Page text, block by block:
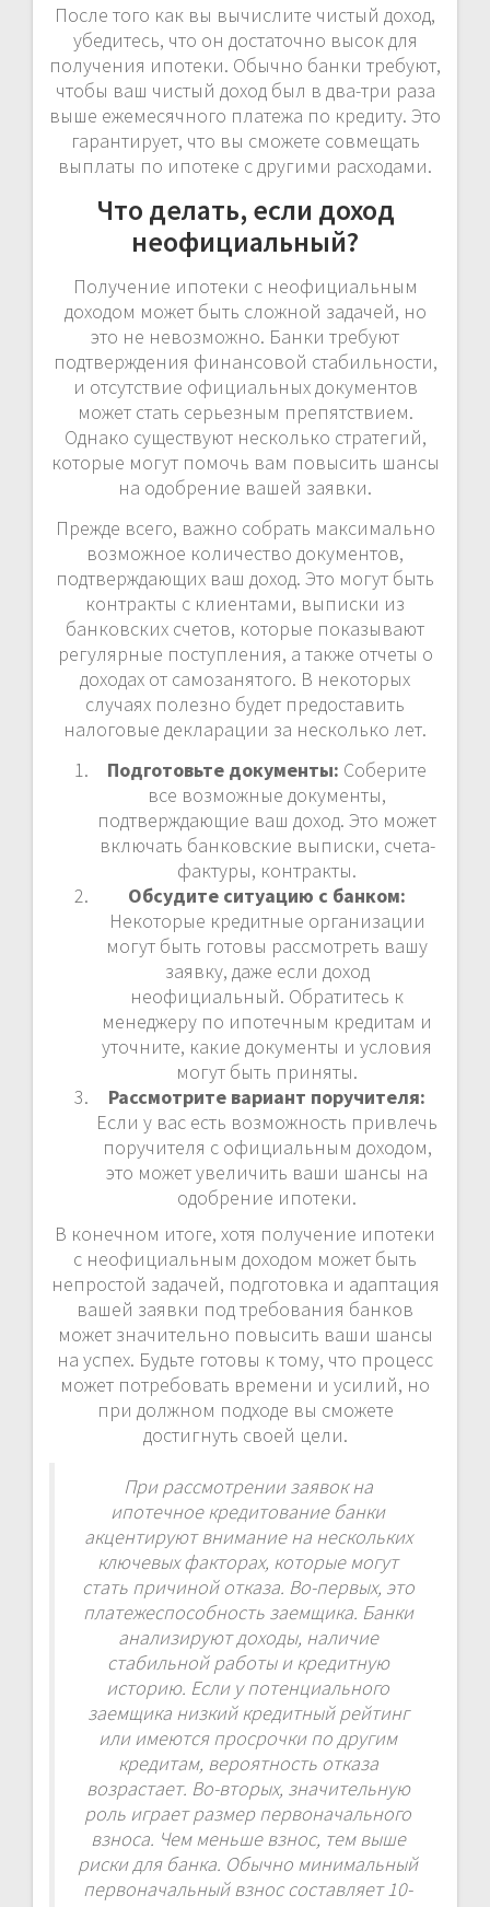
После того как вы вычислите чистый доход,
убедитесь, что он достаточно высок для
получения ипотеки. Обычно банки требуют,
чтобы ваш чистый доход был в два-три раза
выше ежемесячного платежа по кредиту. Это
гарантирует, что вы сможете совмещать
выплаты по ипотеке с другими расходами.
Что делать, если доход
неофициальный?
Получение ипотеки с неофициальным
доходом может быть сложной задачей, но
это не невозможно. Банки требуют
подтверждения финансовой стабильности,
и отсутствие официальных документов
может стать серьезным препятствием.
Однако существуют несколько стратегий,
которые могут помочь вам повысить шансы
на одобрение вашей заявки.
Прежде всего, важно собрать максимально
возможное количество документов,
подтверждающих ваш доход. Это могут быть
контракты с клиентами, выписки из
банковских счетов, которые показывают
регулярные поступления, а также отчеты о
доходах от самозанятого. В некоторых
случаях полезно будет предоставить
налоговые декларации за несколько лет.
Подготовьте документы: Соберите
все возможные документы,
подтверждающие ваш доход. Это может
включать банковские выписки, счета-
фактуры, контракты.
Обсудите ситуацию с банком:
Некоторые кредитные организации
могут быть готовы рассмотреть вашу
заявку, даже если доход
неофициальный. Обратитесь к
менеджеру по ипотечным кредитам и
уточните, какие документы и условия
могут быть приняты.
Рассмотрите вариант поручителя:
Если у вас есть возможность привлечь
поручителя с официальным доходом,
это может увеличить ваши шансы на
одобрение ипотеки.
В конечном итоге, хотя получение ипотеки
с неофициальным доходом может быть
непростой задачей, подготовка и адаптация
вашей заявки под требования банков
может значительно повысить ваши шансы
на успех. Будьте готовы к тому, что процесс
может потребовать времени и усилий, но
при должном подходе вы сможете
достигнуть своей цели.
При рассмотрении заявок на
ипотечное кредитование банки
акцентируют внимание на нескольких
ключевых факторах, которые могут
стать причиной отказа. Во-первых, это
платежеспособность заемщика. Банки
анализируют доходы, наличие
стабильной работы и кредитную
историю. Если у потенциального
заемщика низкий кредитный рейтинг
или имеются просрочки по другим
кредитам, вероятность отказа
возрастает. Во-вторых, значительную
роль играет размер первоначального
взноса. Чем меньше взнос, тем выше
риски для банка. Обычно минимальный
первоначальный взнос составляет 10-